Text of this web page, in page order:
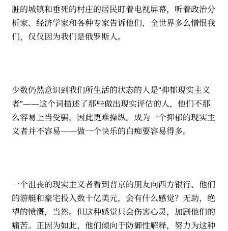
脏的城镇和垂死的村庄的居民盯着电视屏幕，听着政治分
析家、经济学家和各种专家告诉他们，全世界多么憎恨我
们，仅仅因为我们是俄罗斯人。
少数仍然意识到我们所生活的状态的人是“抑郁现实主义
者”——这个词描述了那些做出现实评估的人，他们不那
么容易上当受骗，因此更难操纵。成为一个抑郁的现实主
义者并不容易——做一个快乐的白痴要容易得多。
一个沮丧的现实主义者看到普京的朋友向西方银行、他们
的游艇和豪宅投入数十亿美元，会有什么感觉？无助，绝
望的愤慨，当然。但这种感觉只会伤害心灵，加剧他们的
痛苦。正因为如此，他们倾向于防御性解释，努力为这种